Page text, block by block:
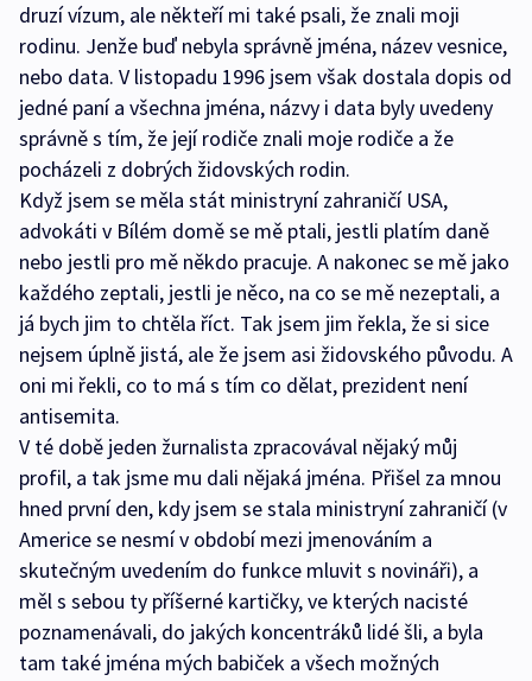
druzí vízum, ale někteří mi také psali, že znali moji
rodinu. Jenže buď nebyla správně jména, název vesnice,
nebo data. V listopadu 1996 jsem však dostala dopis od
jedné paní a všechna jména, názvy i data byly uvedeny
správně s tím, že její rodiče znali moje rodiče a že
pocházeli z dobrých židovských rodin.
Když jsem se měla stát ministryní zahraničí USA,
advokáti v Bílém domě se mě ptali, jestli platím daně
nebo jestli pro mě někdo pracuje. A nakonec se mě jako
každého zeptali, jestli je něco, na co se mě nezeptali, a
já bych jim to chtěla říct. Tak jsem jim řekla, že si sice
nejsem úplně jistá, ale že jsem asi židovského původu. A
oni mi řekli, co to má s tím co dělat, prezident není
antisemita.
V té době jeden žurnalista zpracovával nějaký můj
profil, a tak jsme mu dali nějaká jména. Přišel za mnou
hned první den, kdy jsem se stala ministryní zahraničí (v
Americe se nesmí v období mezi jmenováním a
skutečným uvedením do funkce mluvit s novináři), a
měl s sebou ty příšerné kartičky, ve kterých nacisté
poznamenávali, do jakých koncentráků lidé šli, a byla
tam také jména mých babiček a všech možných